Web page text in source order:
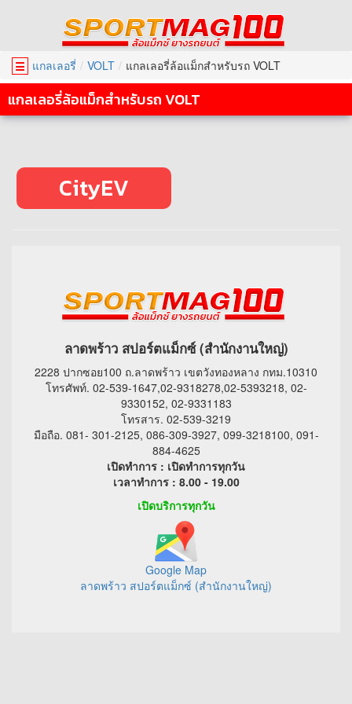
☰ แกลเลอรี่ VOLT แกลเลอรี่ล้อแม็กสำหรับรถ VOLT
แกลเลอรี่ล้อแม็กสำหรับรถ VOLT
CityEV
ลาดพร้าว สปอร์ตแม็กซ์ (สำนักงานใหญ่)
2228 ปากซอย100 ถ.ลาดพร้าว เขตวังทองหลาง กทม.10310
โทรศัพท์. 02-539-1647,02-9318278,02-5393218, 02-
9330152, 02-9331183
โทรสาร. 02-539-3219
มือถือ. 081- 301-2125, 086-309-3927, 099-3218100, 091-
884-4625
เปิดทำการ : เปิดทำการทุกวัน
เวลาทำการ : 8.00 - 19.00
เปิดบริการทุกวัน
Google Map
ลาดพร้าว สปอร์ตแม็กซ์ (สำนักงานใหญ่)